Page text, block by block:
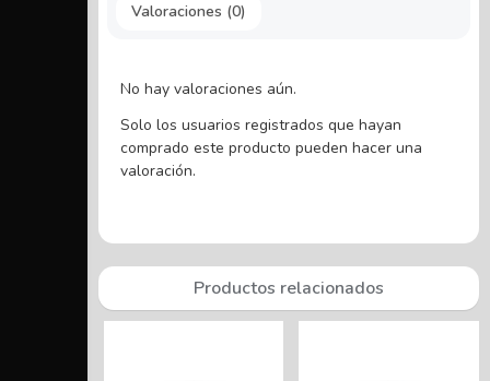
Valoraciones (0)
No hay valoraciones aún.
Solo los usuarios registrados que hayan
comprado este producto pueden hacer una
valoración.
Productos relacionados